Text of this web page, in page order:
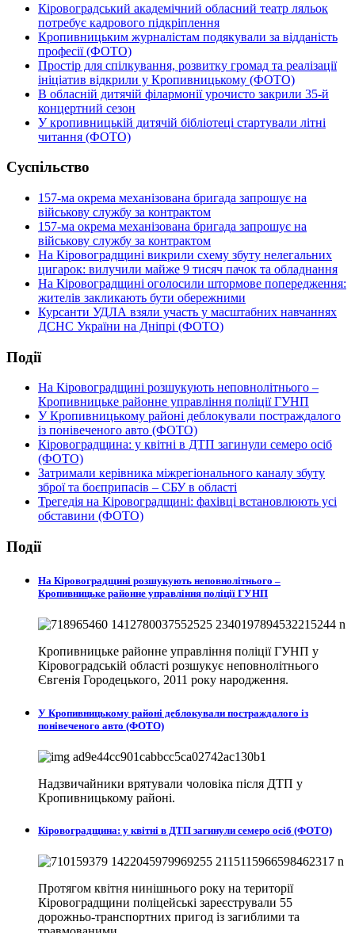
Кіровоградський академічний обласний театр ляльок
потребує кадрового підкріплення
Кропивницьким журналістам подякували за відданість
професії (ФОТО)
Простір для спілкування, розвитку громад та реалізації
ініціатив відкрили у Кропивницькому (ФОТО)
В обласній дитячій філармонії урочисто закрили 35-й
концертний сезон
У кропивницькій дитячій бібліотеці стартували літні
читання (ФОТО)
Суспільство
157-ма окрема механізована бригада запрошує на
військову службу за контрактом
157-ма окрема механізована бригада запрошує на
військову службу за контрактом
На Кіровоградщині викрили схему збуту нелегальних
цигарок: вилучили майже 9 тисяч пачок та обладнання
На Кіровоградщині оголосили штормове попередження:
жителів закликають бути обережними
Курсанти УДЛА взяли участь у масштабних навчаннях
ДСНС України на Дніпрі (ФОТО)
Події
На Кіровоградщині розшукують неповнолітнього –
Кропивницьке районне управління поліції ГУНП
У Кропивницькому районі деблокували постраждалого
із понівеченого авто (ФОТО)
Кіровоградщина: у квітні в ДТП загинули семеро осіб
(ФОТО)
Затримали керівника міжрегіонального каналу збуту
зброї та боєприпасів – СБУ в області
Трегедія на Кіровоградщині: фахівці встановлюють усі
обставини (ФОТО)
Події
На Кіровоградщині розшукують неповнолітнього –
Кропивницьке районне управління поліції ГУНП
Кропивницьке районне управління поліції ГУНП у
Кіровоградській області розшукує неповнолітнього
Євгенія Городецького, 2011 року народження.
У Кропивницькому районі деблокували постраждалого із
понівеченого авто (ФОТО)
Надзвичайники врятували чоловіка після ДТП у
Кропивницькому районі.
Кіровоградщина: у квітні в ДТП загинули семеро осіб (ФОТО)
Протягом квітня нинішнього року на території
Кіровоградщини поліцейські зареєстрували 55
дорожньо-транспортних пригод із загиблими та